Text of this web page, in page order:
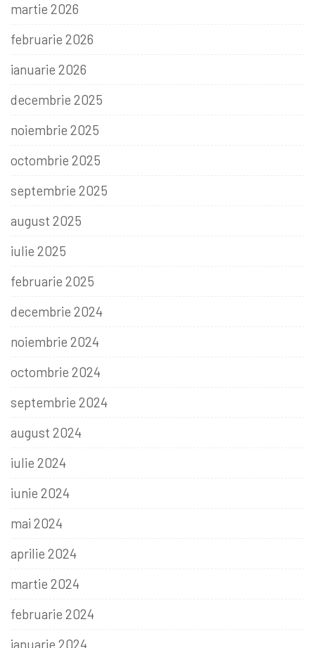
martie 2026
februarie 2026
ianuarie 2026
decembrie 2025
noiembrie 2025
octombrie 2025
septembrie 2025
august 2025
iulie 2025
februarie 2025
decembrie 2024
noiembrie 2024
octombrie 2024
septembrie 2024
august 2024
iulie 2024
iunie 2024
mai 2024
aprilie 2024
martie 2024
februarie 2024
ianuarie 2024